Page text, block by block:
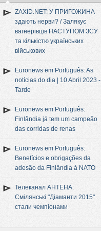
ZAXID.NET: У ПРИГОЖИНА
здають нерви? / Залякує
вагнерівців НАСТУПОМ ЗСУ
та кількістю українських
військових
Euronews em Português: As
notícias do dia | 10 Abril 2023 -
Tarde
Euronews em Português:
Finlândia já tem um campeão
das corridas de renas
Euronews em Português:
Benefícios e obrigações da
adesão da Finlândia à NATO
Телеканал АНТЕНА:
Смілянські "Діаманти 2015"
стали чемпіонами